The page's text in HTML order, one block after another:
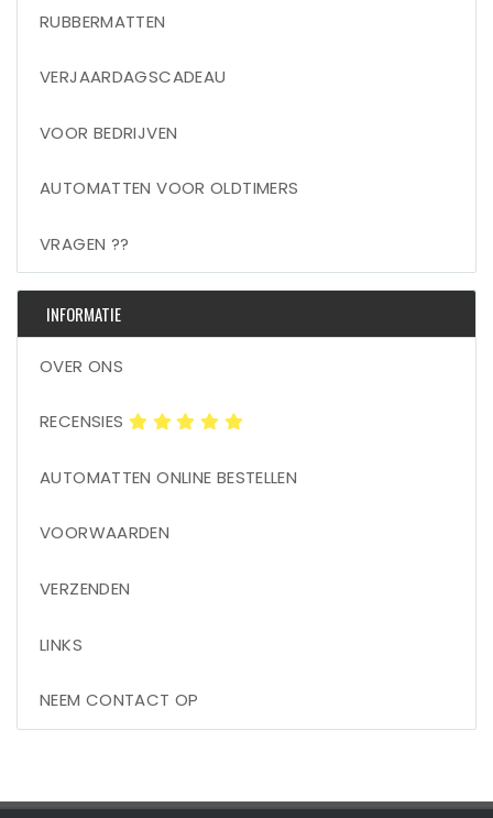
RUBBERMATTEN
VERJAARDAGSCADEAU
VOOR BEDRIJVEN
AUTOMATTEN VOOR OLDTIMERS
VRAGEN ??
INFORMATIE
OVER ONS
RECENSIES
AUTOMATTEN ONLINE BESTELLEN
VOORWAARDEN
VERZENDEN
LINKS
NEEM CONTACT OP